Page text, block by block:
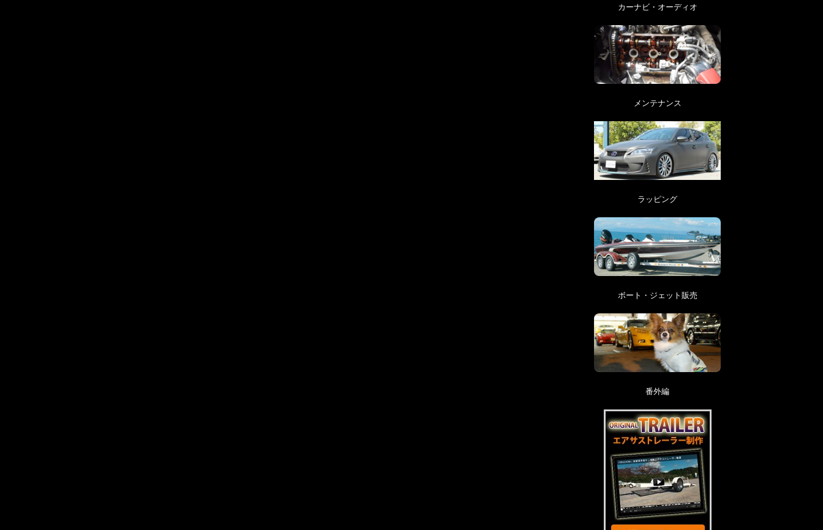
カーナビ・オーディオ
メンテナンス
ラッピング
ボート・ジェット販売
番外編